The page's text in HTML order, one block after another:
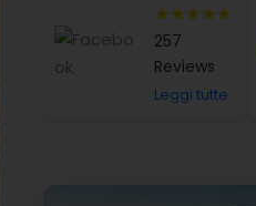
★★★★★
257
Reviews
Leggi tutte